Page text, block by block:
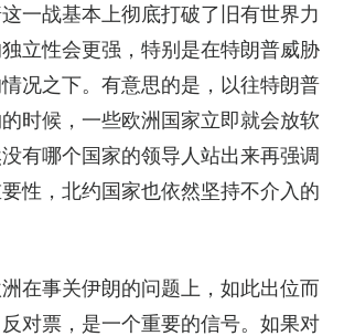
一战基本上彻底打破了旧有世界力
立性会更强，特别是在特朗普威胁
况之下。有意思的是，以往特朗普
时候，一些欧洲国家立即就会放软
有哪个国家的领导人站出来再强调
性，北约国家也依然坚持不介入的
在事关伊朗的问题上，如此出位而
对票，是一个重要的信号。如果对